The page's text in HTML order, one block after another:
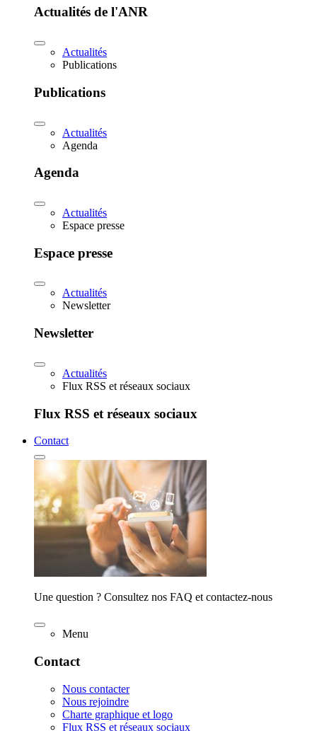
Actualités de l'ANR
Actualités
Publications
Publications
Actualités
Agenda
Agenda
Actualités
Espace presse
Espace presse
Actualités
Newsletter
Newsletter
Actualités
Flux RSS et réseaux sociaux
Flux RSS et réseaux sociaux
Contact
Une question ? Consultez nos FAQ et contactez-nous
Menu
Contact
Nous contacter
Nous rejoindre
Charte graphique et logo
Flux RSS et réseaux sociaux